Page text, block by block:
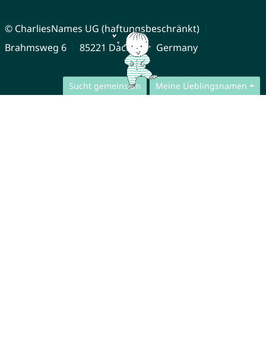
Sucht gemeinsam Meine Lieblingsnamen
© CharliesNames UG (haftungsbeschränkt)
Brahmsweg 6
85221 Dachau Germany